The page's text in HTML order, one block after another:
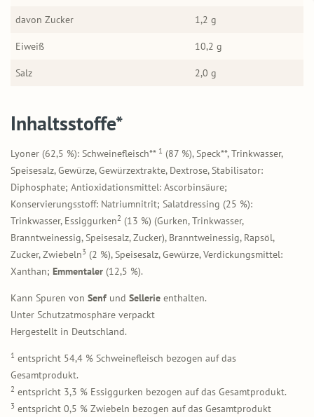
davon Zucker 1,2 g
Eiweiß 10,2 g
Salz 2,0 g
Inhaltsstoffe*
Lyoner (62,5 %): Schweinefleisch** 1 (87 %), Speck**, Trinkwasser,
Speisesalz, Gewürze, Gewürzextrakte, Dextrose, Stabilisator:
Diphosphate; Antioxidationsmittel: Ascorbinsäure;
Konservierungsstoff: Natriumnitrit; Salatdressing (25 %):
Trinkwasser, Essiggurken2 (13 %) (Gurken, Trinkwasser,
Branntweinessig, Speisesalz, Zucker), Branntweinessig, Rapsöl,
Zucker, Zwiebeln3 (2 %), Speisesalz, Gewürze, Verdickungsmittel:
Xanthan; Emmentaler (12,5 %).
Kann Spuren von Senf und Sellerie enthalten.
Unter Schutzatmosphäre verpackt
Hergestellt in Deutschland.
1 entspricht 54,4 % Schweinefleisch bezogen auf das
Gesamtprodukt.
2 entspricht 3,3 % Essiggurken bezogen auf das Gesamtprodukt.
3 entspricht 0,5 % Zwiebeln bezogen auf das Gesamtprodukt